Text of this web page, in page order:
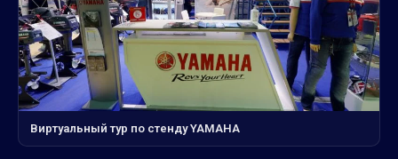
Виртуальный тур по стенду YAMAHA